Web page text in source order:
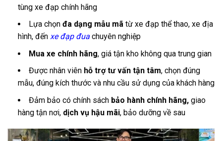
tùng xe đạp chính hãng
Lựa chọnđa dạng mẫu mãtừ xe đạp thể thao, xe địa
hình, đến xe đạp đuachuyên nghiệp
Mua xe chính hãng, giá tận kho không qua trung gian
Được nhân viênhỗ trợ tư vấn tận tâm, chọn đúng
mẫu, đúng kích thước và nhu cầu sử dụng của khách hàng
Đảm bảo có chính sách bảo hành chính hãng,giao
hàng tận nơi, dịch vụ hậu mãi, bảo dưỡng về sau